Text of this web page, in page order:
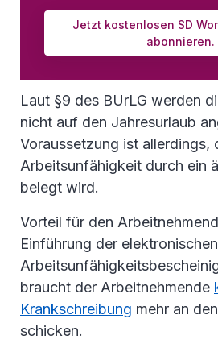
Jetzt kostenlosen SD
abonnieren.
Laut §9 des BUrLG werden
nicht auf den Jahresurlaub
Voraussetzung ist allerdings,
Arbeitsunfähigkeit durch ein
belegt wird.
Vorteil für den
Einführung der elektronischen
braucht der Arbeitnehmende
Krankschreibung mehr an
schicken.